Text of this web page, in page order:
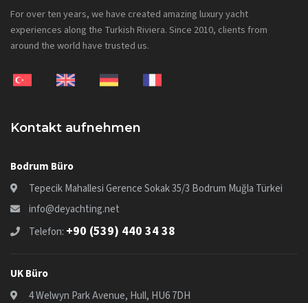
For over ten years, we have created amazing luxury yacht
experiences along the Turkish Riviera. Since 2010, clients from
around the world have trusted us.
Kontakt aufnehmen
Bodrum Büro
Tepecik Mahallesi Gerence Sokak 35/3 Bodrum Muğla Türkei
info@deyachting.net
Telefon: +90 (539) 440 34 38
UK Büro
4 Welwyn Park Avenue, Hull, HU6 7DH